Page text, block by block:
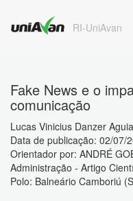
RI-UniAvan
Fake News e o
comunicação
Lucas Vinicius Danzer
Data de publicação: 02/07/
Orientador por: ANDRÉ
Administração - Artigo
Polo: Balneário Camboriú